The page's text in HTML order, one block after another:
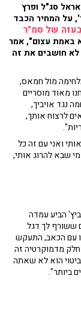
סג"ל ופרץ
על המחיר הכבד
של סמ"ר
באמת עצום", אמר
לא חושבים את זה
מול חמאס,
מאוד מוסריים
נגד אויביך,
לרצוח אותך,
ואני עם זה כל
שבא להרוג אותי,
הביע עמדה
ששורף לך דגל
עם הכאב, התעקש
מדמוקרטיה זה
הוא לא שאתה
ביותר".